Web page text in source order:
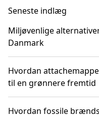
Seneste indlæg
Miljøvenlige
Danmark
Hvordan
til en grønnere fremtid
Hvordan fossile